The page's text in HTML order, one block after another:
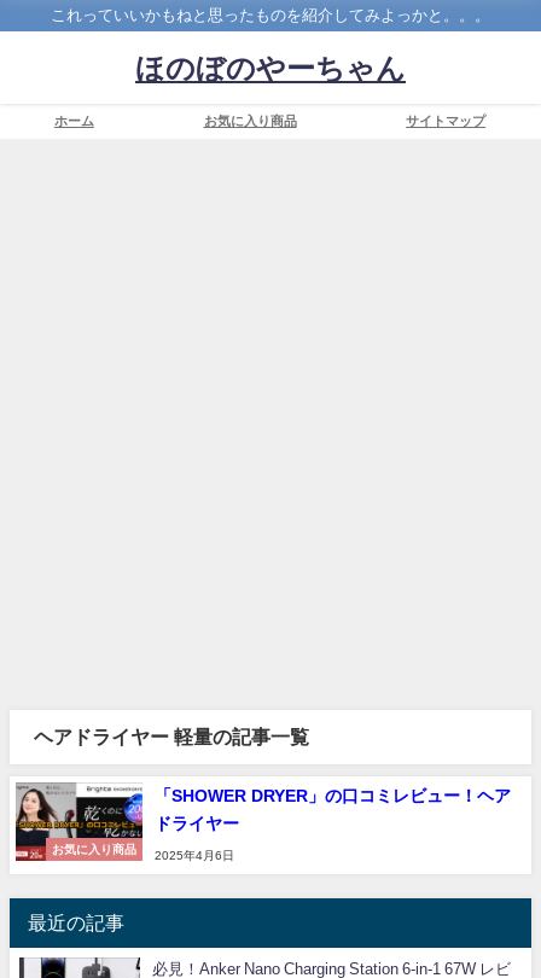
これっていいかもねと思ったものを紹介してみよっかと。。。
ほのぼのやーちゃん
ホーム お気に入り商品 サイトマップ
ヘアドライヤー 軽量の記事一覧
お気に入り商品
「SHOWER DRYER」の口コミレビュー！ヘア
ドライヤー
2025年4月6日
最近の記事
必見！Anker Nano Charging Station 6-in-1 67W レビ